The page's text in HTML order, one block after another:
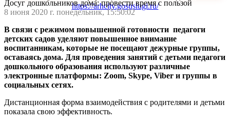
https://arhcity.gosuslugi.ru/
Досуг дошкольников дома: провести время с пользой
8 июня 2020 г. понедельник, 15:50:02
В связи с режимом повышенной готовности педагоги
детских садов уделяют повышенное внимание
воспитанникам, которые не посещают дежурные группы,
оставаясь дома. Для проведения занятий с детьми педагоги
дошкольного образования используют различные
электронные платформы: Zoom, Skype, Viber и группы в
социальных сетях.
Дистанционная форма взаимодействия с родителями и детьми
показала свою эффективность.